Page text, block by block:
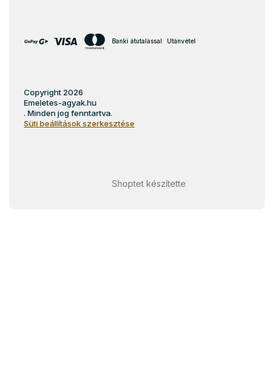
Banki átutalással Utánvétel
Shoptet készítette
Copyright 2026
Emeletes-agyak.hu
. Minden jog fenntartva.
Süti beállítások szerkesztése